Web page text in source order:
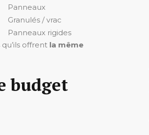
Panneaux
Granulés / vrac
Panneaux rigides
offrent la même
budget